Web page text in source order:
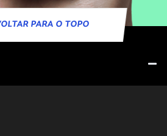
PARA O TOPO